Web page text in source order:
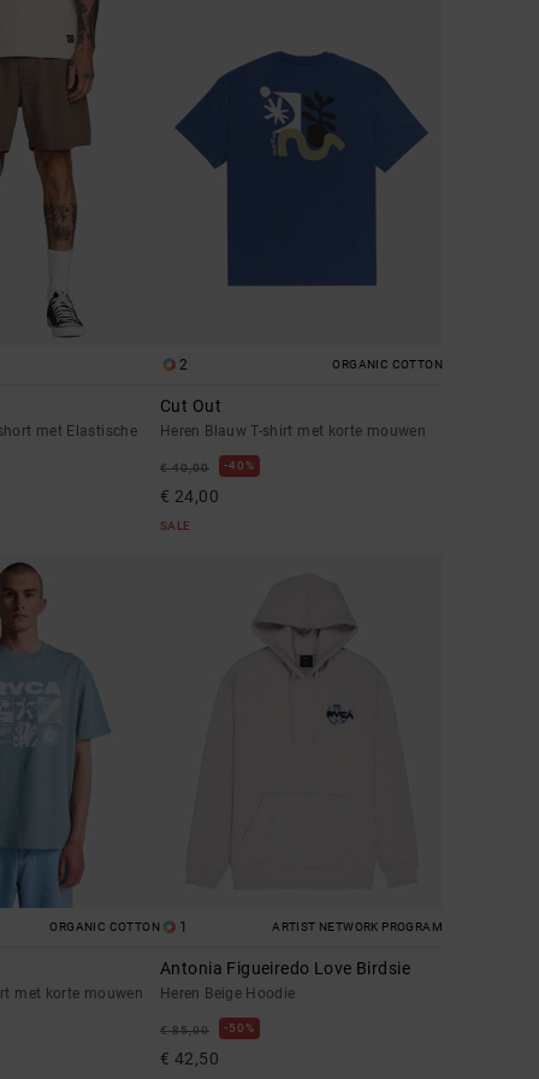
met Elastische
2 ORGANIC COTTON
Cut Out
Heren Blauw T-shirt met korte mouwen
€ 40,00 40%
€ 24,00
SALE
ORGANIC COTTON
met korte mouwen
1 ARTIST NETWORK PROGRAM
Antonia Figueiredo Love Birdsie
Heren Beige Hoodie
€ 85,00 50%
€ 42,50